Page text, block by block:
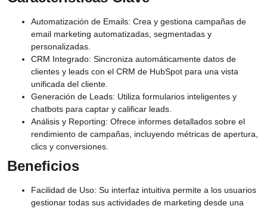
Automatización de Emails: Crea y gestiona campañas de
email marketing automatizadas, segmentadas y
personalizadas.
CRM Integrado: Sincroniza automáticamente datos de
clientes y leads con el CRM de HubSpot para una vista
unificada del cliente.
Generación de Leads: Utiliza formularios inteligentes y
chatbots para captar y calificar leads.
Análisis y Reporting: Ofrece informes detallados sobre el
rendimiento de campañas, incluyendo métricas de apertura,
clics y conversiones.
Beneficios
Facilidad de Uso: Su interfaz intuitiva permite a los usuarios
gestionar todas sus actividades de marketing desde una